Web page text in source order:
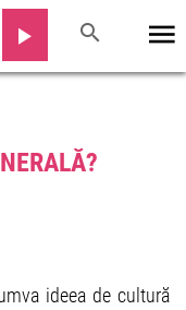
ideea de cultură